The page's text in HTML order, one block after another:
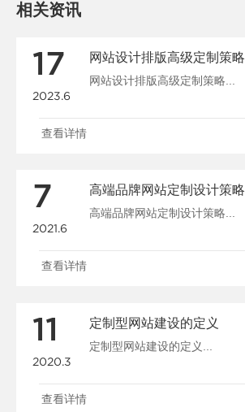
相关资讯
17
2023.6
网站设计排版高级定制策略
网站设计排版高级定制策略...
查看详情
7
2021.6
高端品牌网站定制设计策略
高端品牌网站定制设计策略...
查看详情
11
2020.3
定制型网站建设的定义
定制型网站建设的定义...
查看详情